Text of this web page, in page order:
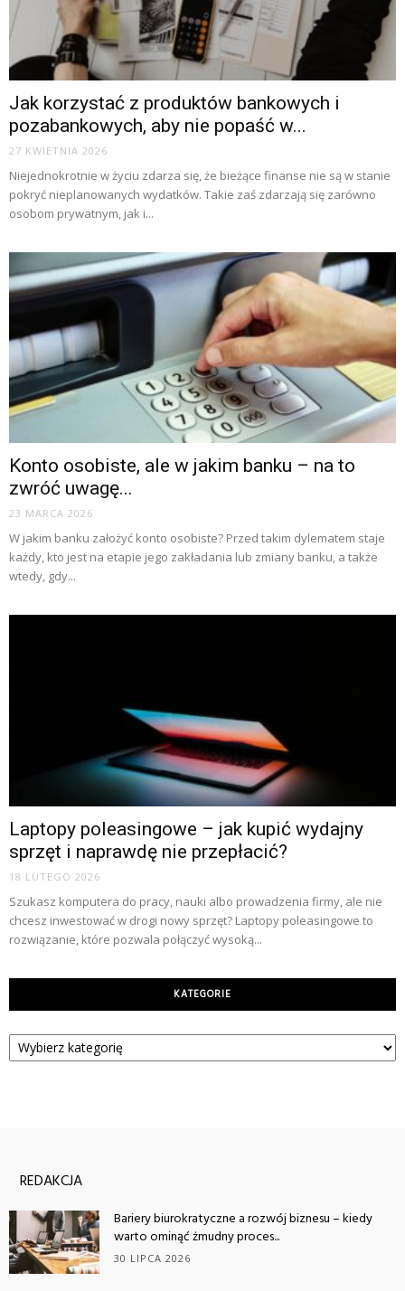
Jak korzystać z produktów bankowych i
pozabankowych, aby nie popaść w...
27 KWIETNIA 2026
Niejednokrotnie w życiu zdarza się, że bieżące finanse nie są w stanie
pokryć nieplanowanych wydatków. Takie zaś zdarzają się zarówno
osobom prywatnym, jak i...
Konto osobiste, ale w jakim banku – na to
zwróć uwagę...
23 MARCA 2026
W jakim banku założyć konto osobiste? Przed takim dylematem staje
każdy, kto jest na etapie jego zakładania lub zmiany banku, a także
wtedy, gdy...
Laptopy poleasingowe – jak kupić wydajny
sprzęt i naprawdę nie przepłacić?
18 LUTEGO 2026
Szukasz komputera do pracy, nauki albo prowadzenia firmy, ale nie
chcesz inwestować w drogi nowy sprzęt? Laptopy poleasingowe to
rozwiązanie, które pozwala połączyć wysoką...
KATEGORIE
Kategorie
REDAKCJA
Bariery biurokratyczne a rozwój biznesu – kiedy
warto ominąć żmudny proces...
30 LIPCA 2026